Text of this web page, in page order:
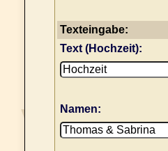
Texteingabe:
Text (Hochzeit):
Namen: